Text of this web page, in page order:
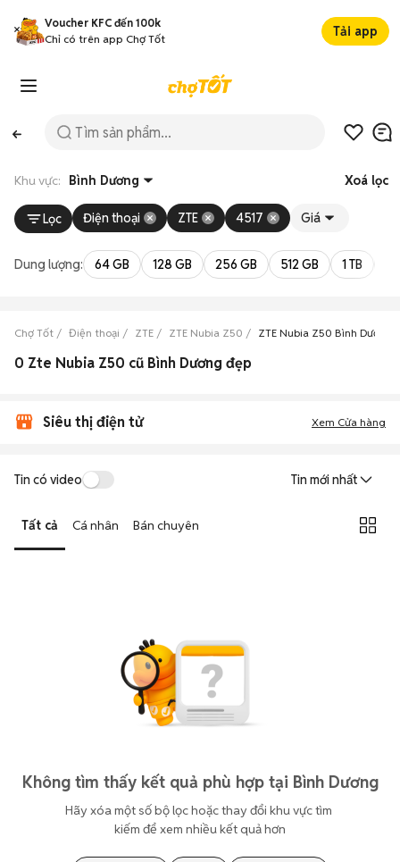
Voucher KFC đến 100k
Chỉ có trên app Chợ Tốt
Tải app
Khu vực: Bình Dương Xoá lọc
Lọc Điện thoại ZTE 4517 Giá
Dung lượng: 64 GB 128 GB 256 GB 512 GB 1 TB
Chợ Tốt Điện thoại ZTE ZTE Nubia Z50 ZTE Nubia Z50 Bình Dương
0 Zte Nubia Z50 cũ Bình Dương đẹp
Siêu thị điện tử Xem Cửa hàng
Tin có video Tin mới nhất
Tất cả Cá nhân Bán chuyên
Không tìm thấy kết quả phù hợp tại Bình Dương
Hãy xóa một số bộ lọc hoặc thay đổi khu vực tìm
kiếm để xem nhiều kết quả hơn